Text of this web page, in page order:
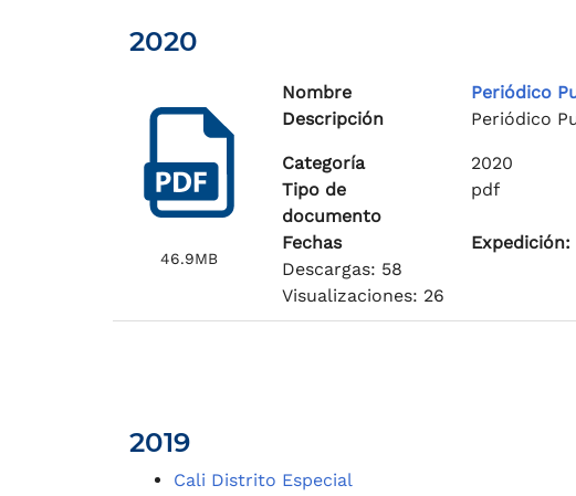
2020
46.9MB
Nombre
Periódico
Descripción
Periódico
Categoría
2020
Tipo de
documento
pdf
Fechas Expedición:
Descargas: 58
Visualizaciones: 26
2019
Cali Distrito Especial